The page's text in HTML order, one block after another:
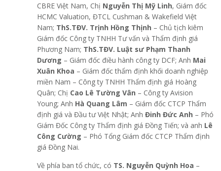
CBRE Việt Nam, Chị Nguyễn Thị Mỹ Linh, Giám đốc
HCMC Valuation, ĐTCL Cushman & Wakefield Việt
Nam; ThS.TĐV. Trịnh Hồng Thịnh – Chủ tịch kiêm
Giám đốc Công ty TNHH Tư vấn và Thẩm định giá
Phương Nam; ThS.TĐV. Luật sư Phạm Thanh
Dương – Giám đốc điều hành công ty DCF; Anh Mai
Xuân Khoa – Giám đốc thẩm định khối doanh nghiệp
miền Nam – Công ty TNHH Thẩm định giá Hoàng
Quân; Chị Cao Lê Tường Vân – Công ty Avision
Young; Anh Hà Quang Lâm – Giám đốc CTCP Thẩm
định giá và Đầu tư Việt Nhật; Anh Đinh Đức Anh – Phó
Giám Đốc Công ty Thẩm định giá Đồng Tiến; và anh Lê
Công Cường – Phó Tổng Giám đốc CTCP Thẩm định
giá Đồng Nai.
Về phía ban tổ chức, có TS. Nguyễn Quỳnh Hoa –